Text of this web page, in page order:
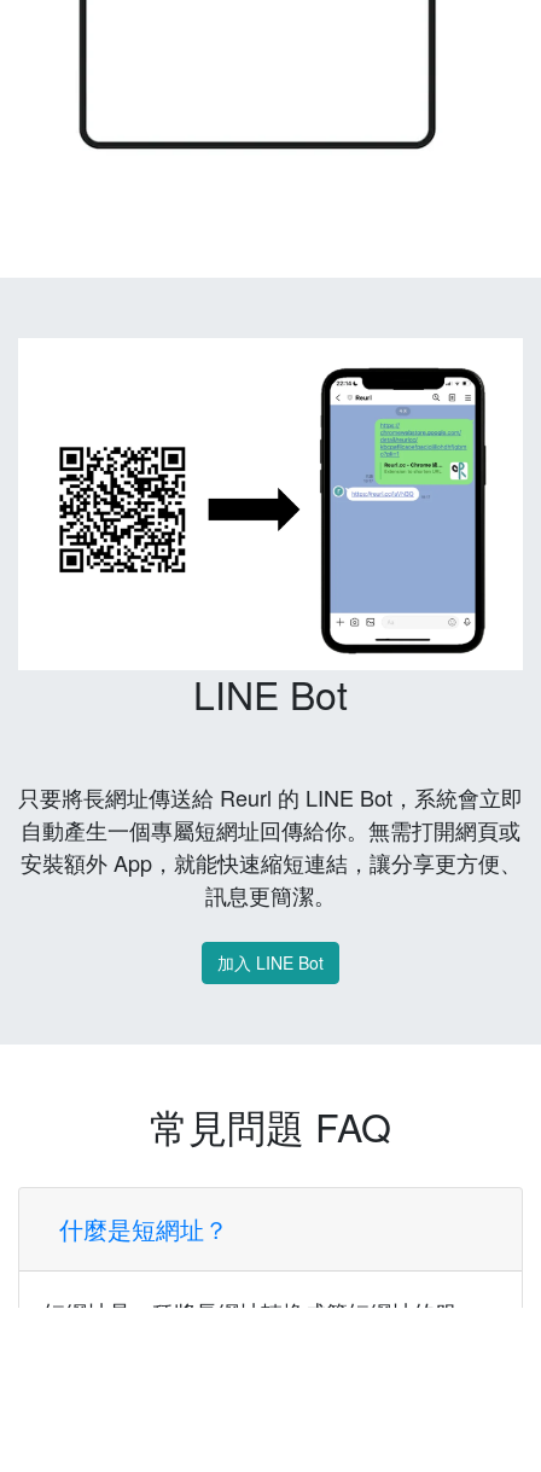
LINE Bot
只要將長網址傳送給 Reurl 的 LINE Bot，系統會立即
自動產生一個專屬短網址回傳給你。無需打開網頁或
安裝額外 App，就能快速縮短連結，讓分享更方便、
訊息更簡潔。
加入 LINE Bot
常見問題 FAQ
什麼是短網址？
短網址是一種將長網址轉換成簡短網址的服